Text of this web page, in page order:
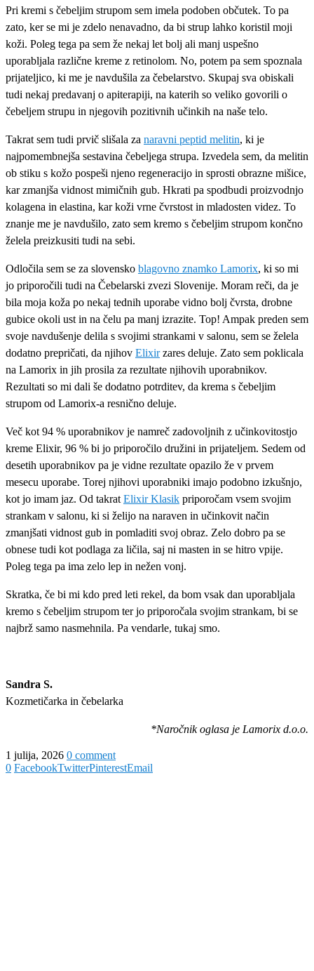
Pri kremi s čebeljim strupom sem imela podoben občutek. To pa
zato, ker se mi je zdelo nenavadno, da bi strup lahko koristil moji
koži. Poleg tega pa sem že nekaj let bolj ali manj uspešno
uporabljala različne kreme z retinolom. No, potem pa sem spoznala
prijateljico, ki me je navdušila za čebelarstvo. Skupaj sva obiskali
tudi nekaj predavanj o apiterapiji, na katerih so veliko govorili o
čebeljem strupu in njegovih pozitivnih učinkih na naše telo.
Takrat sem tudi prvič slišala za naravni peptid melitin, ki je
najpomembnejša sestavina čebeljega strupa. Izvedela sem, da melitin
ob stiku s kožo pospeši njeno regeneracijo in sprosti obrazne mišice,
kar zmanjša vidnost mimičnih gub. Hkrati pa spodbudi proizvodnjo
kolagena in elastina, kar koži vrne čvrstost in mladosten videz. To
znanje me je navdušilo, zato sem kremo s čebeljim strupom končno
želela preizkusiti tudi na sebi.
Odločila sem se za slovensko blagovno znamko Lamorix, ki so mi
jo priporočili tudi na Čebelarski zvezi Slovenije. Moram reči, da je
bila moja koža po nekaj tednih uporabe vidno bolj čvrsta, drobne
gubice okoli ust in na čelu pa manj izrazite. Top! Ampak preden sem
svoje navdušenje delila s svojimi strankami v salonu, sem se želela
dodatno prepričati, da njihov Elixirzares deluje. Zato sem poklicala
na Lamorix in jih prosila za rezultate njihovih uporabnikov.
Rezultati so mi dali še dodatno potrditev, da krema s čebeljim
strupom od Lamorix-a resnično deluje.
Več kot 94 % uporabnikov je namreč zadovoljnih z učinkovitostjo
kreme Elixir, 96 % bi jo priporočilo družini in prijateljem. Sedem od
desetih uporabnikov pa je vidne rezultate opazilo že v prvem
mesecu uporabe. Torej njihovi uporabniki imajo podobno izkušnjo,
kot jo imam jaz. Od takrat Elixir Klasik priporočam vsem svojim
strankam v salonu, ki si želijo na naraven in učinkovit način
zmanjšati vidnost gub in pomladiti svoj obraz. Zelo dobro pa se
obnese tudi kot podlaga za ličila, saj ni masten in se hitro vpije.
Poleg tega pa ima zelo lep in nežen vonj.
Skratka, če bi mi kdo pred leti rekel, da bom vsak dan uporabljala
kremo s čebeljim strupom ter jo priporočala svojim strankam, bi se
najbrž samo nasmehnila. Pa vendarle, tukaj smo.
Sandra S.
Kozmetičarka in čebelarka
*Naročnik oglasa je Lamorix d.o.o.
1 julija, 2026 0 comment
0 FacebookTwitterPinterestEmail